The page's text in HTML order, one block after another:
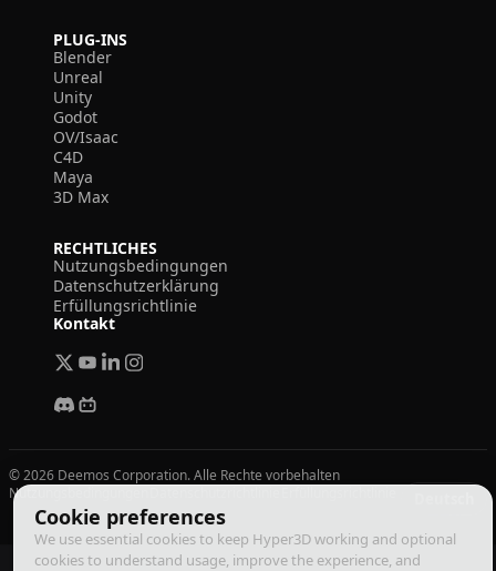
Cookie preferences
We use essential cookies to keep Hyper3D working and optional
cookies to understand usage, improve the experience, and
PLUG-INS
Blender
Unreal
Unity
Godot
OV/Isaac
C4D
Maya
3D Max
RECHTLICHES
Nutzungsbedingungen
Datenschutzerklärung
Erfüllungsrichtlinie
Kontakt
© 2026 Deemos Corporation. Alle Rechte vorbehalten
Nutzungsbedingungen